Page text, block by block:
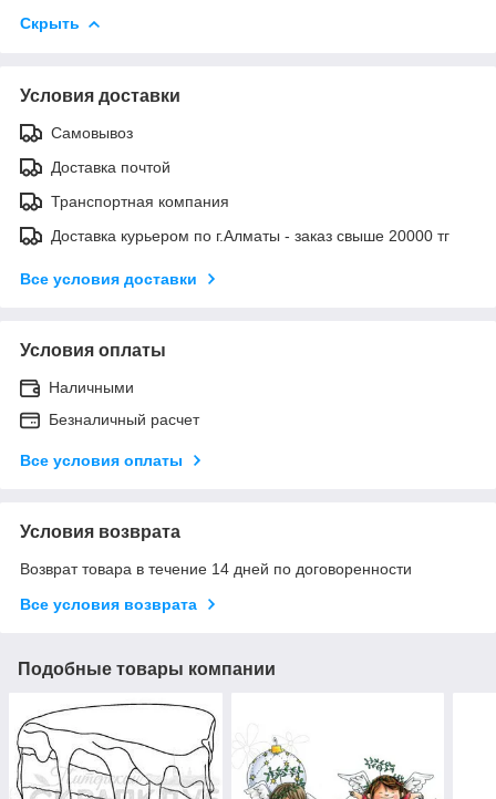
Скрыть
Условия доставки
Самовывоз
Доставка почтой
Транспортная компания
Доставка курьером по г.Алматы - заказ свыше 20000 тг
Все условия доставки
Условия оплаты
Наличными
Безналичный расчет
Все условия оплаты
Условия возврата
Возврат товара в течение 14 дней по договоренности
Все условия возврата
Подобные товары компании